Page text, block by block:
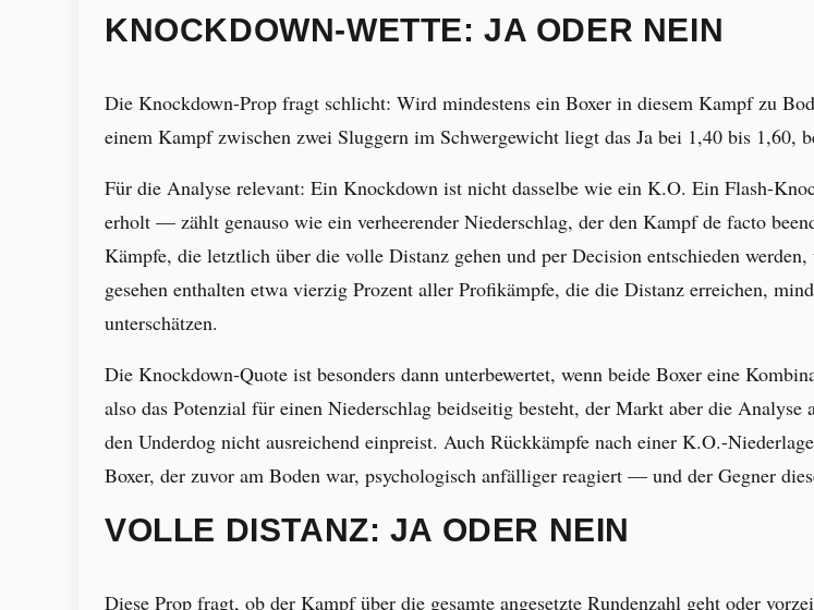
KNOCKDOWN-WETTE: JA ODER NEIN
Die Knockdown-Prop fragt schlicht: Wird mindestens ein Boxer in diesem Kampf zu
einem Kampf zwischen zwei Sluggern im Schwergewicht liegt das Ja bei 1,40 bis 1,60,
Für die Analyse relevant: Ein Knockdown ist nicht dasselbe wie ein K.O. Ein Flash-
erholt — zählt genauso wie ein verheerender Niederschlag, der den Kampf de facto
Kämpfe, die letztlich über die volle Distanz gehen und per Decision entschieden
gesehen enthalten etwa vierzig Prozent aller Profikämpfe, die die Distanz erreichen,
unterschätzen.
Die Knockdown-Quote ist besonders dann unterbewertet, wenn beide Boxer eine
also das Potenzial für einen Niederschlag beidseitig besteht, der Markt aber die
den Underdog nicht ausreichend einpreist. Auch Rückkämpfe nach einer K.O.-
Boxer, der zuvor am Boden war, psychologisch anfälliger reagiert — und der Gegner
VOLLE DISTANZ: JA ODER NEIN
Diese Prop fragt, ob der Kampf über die gesamte angesetzte Rundenzahl geht oder